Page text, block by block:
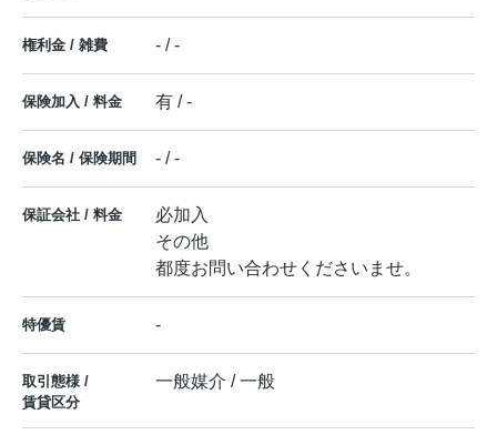
権利金 / 雑費 - / -
保険加入 / 料金 有 / -
保険名 / 保険期間 - / -
保証会社 / 料金
必加入
その他
都度お問い合わせくださいませ。
特優賃 -
取引態様 /
賃貸区分
一般媒介 / 一般